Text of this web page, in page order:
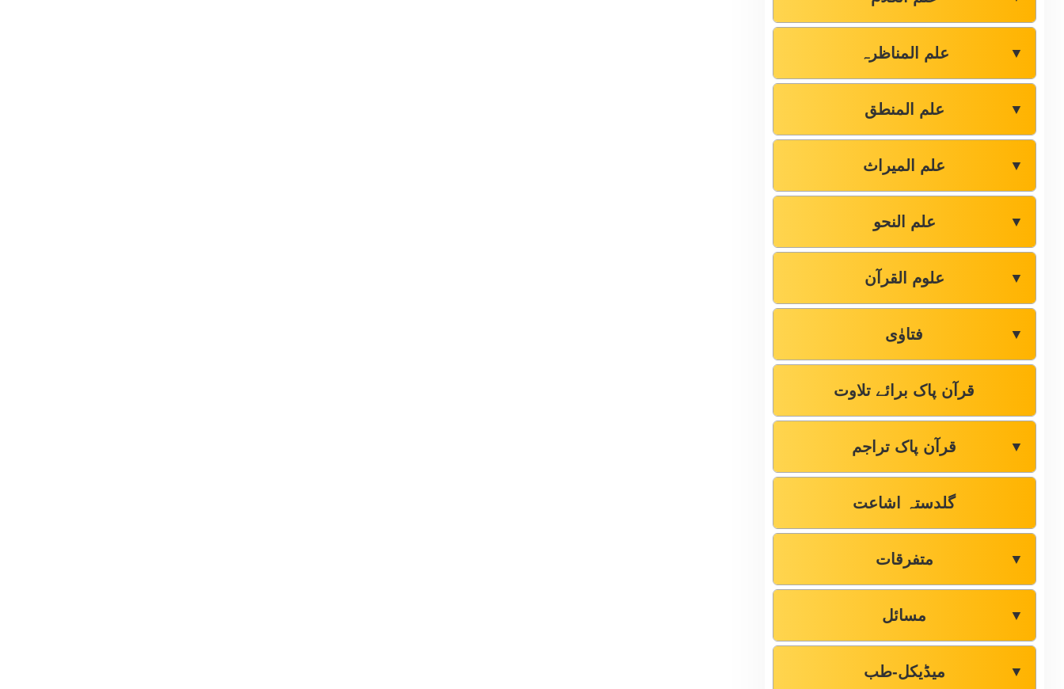
علم المناظرہ ▼
علم المنطق ▼
علم المیراث ▼
علم النحو ▼
علوم القرآن ▼
فتاوٰی ▼
قرآن پاک برائے تلاوت
قرآن پاک تراجم ▼
گلدستہ اشاعت
متفرقات ▼
مسائل ▼
میڈیکل-طب ▼